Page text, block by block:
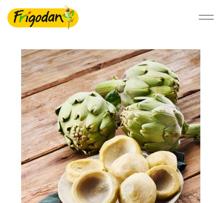
Foodservice
Detail
Bæredygtighed
Om Ardo NV
Ardo.com